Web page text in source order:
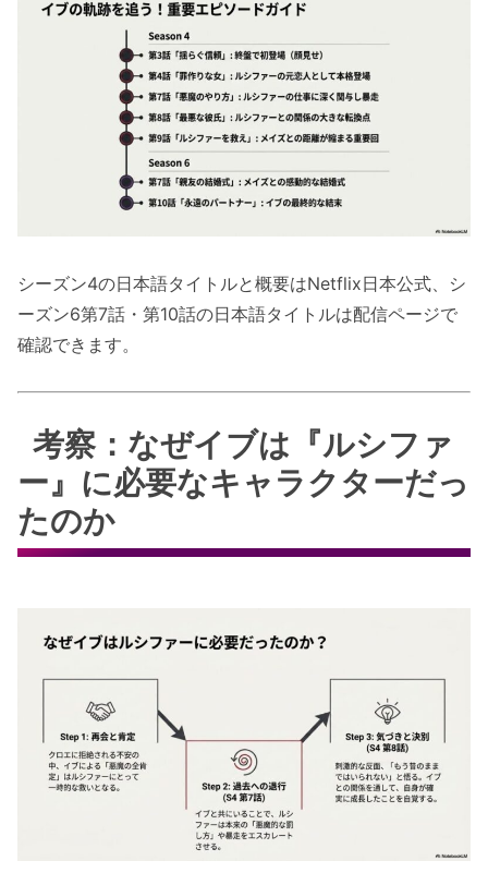
シーズン4の日本語タイトルと概要はNetflix日本公式、シ
ーズン6第7話・第10話の日本語タイトルは配信ページで
確認できます。
考察：なぜイブは『ルシファ
ー』に必要なキャラクターだっ
たのか